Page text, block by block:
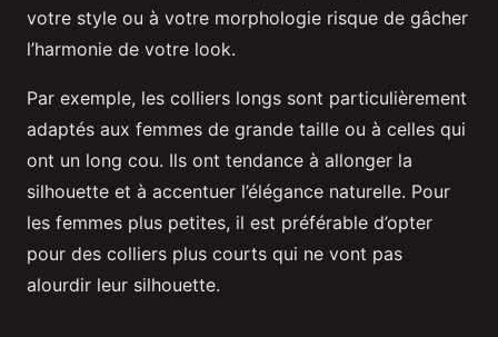
votre style ou à votre morphologie risque de gâcher
l’harmonie de votre look.
Par exemple, les colliers longs sont particulièrement
adaptés aux femmes de grande taille ou à celles qui
ont un long cou. Ils ont tendance à allonger la
silhouette et à accentuer l’élégance naturelle. Pour
les femmes plus petites, il est préférable d’opter
pour des colliers plus courts qui ne vont pas
alourdir leur silhouette.